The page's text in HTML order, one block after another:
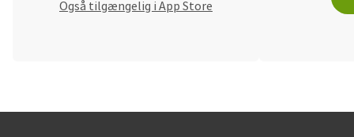
Også tilgængelig i App Store